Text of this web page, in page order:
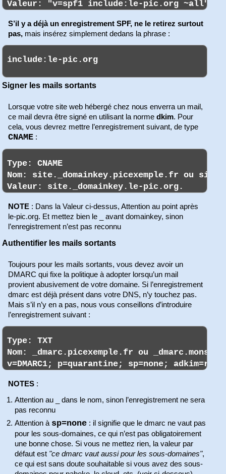
S’il y a déjà un enregistrement SPF, ne le retirez surtout
pas, mais insérez simplement dedans la phrase :
Signer les mails sortants
Lorsque votre site web hébergé chez nous enverra un mail,
ce mail devra être signé en utilisant la normedkim. Pour
cela, vous devrez mettre l’enregistrement suivant, de type
CNAME :
NOTE : Dans la Valeur ci-dessus, Attention au point après
le-pic.org. Et mettez bien le _ avant domainkey, sinon
l’enregistrement n’est pas reconnu
Authentifier les mails sortants
Toujours pour les mails sortants, vous devez avoir un
DMARC qui fixe la politique à adopter lorsqu’un mail
provient abusivement de votre domaine. Si l’enregistrement
dmarc est déjà présent dans votre DNS, n’y touchez pas.
Mais s’il n’y en a pas, nous vous conseillons d’introduire
l’enregistrement suivant :
NOTES :
Attention au _ dans le nom, sinon l’enregistrement ne sera
pas reconnu
Attention à sp=none : il signifie que le dmarc ne vaut pas
pour les sous-domaines, ce qui n’est pas obligatoirement
une bonne chose. Si vous ne mettez rien, la valeur par
défaut est "ce dmarc vaut aussi pour les sous-domaines",
ce qui est sans doute souhaitable si vous avez des sous-